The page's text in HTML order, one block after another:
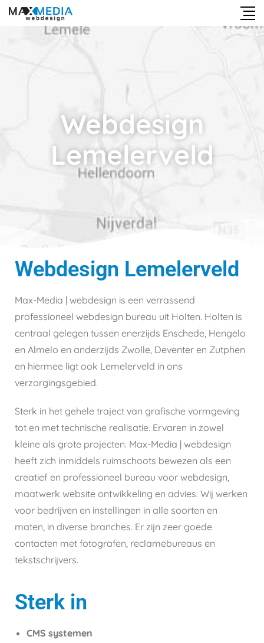
Webdesign
Lemelerveld
Webdesign Lemelerveld
Max-Media | webdesign is een verrassend
professioneel webdesign bureau uit Holten. Holten is
centraal gelegen tussen enerzijds Enschede, Hengelo
en Almelo en anderzijds Zwolle, Deventer en Zutphen
en hiermee ligt ook Lemelerveld in ons
verzorgingsgebied.
Sterk in het gehele traject van grafische vormgeving
tot en met technische realisatie. Ervaren in zowel
kleine als grote projecten. Max-Media | webdesign
heeft zich inmiddels ruimschoots bewezen als een
creatief en professioneel bureau voor webdesign,
maatwerk website ontwikkeling en advies. Wij werken
voor bedrijven en instellingen in alle soorten en
maten, in diverse branches. Er zijn zeer goede
contacten met fotografen, reclamebureaus en
tekstschrijvers.
Sterk in
CMS systemen